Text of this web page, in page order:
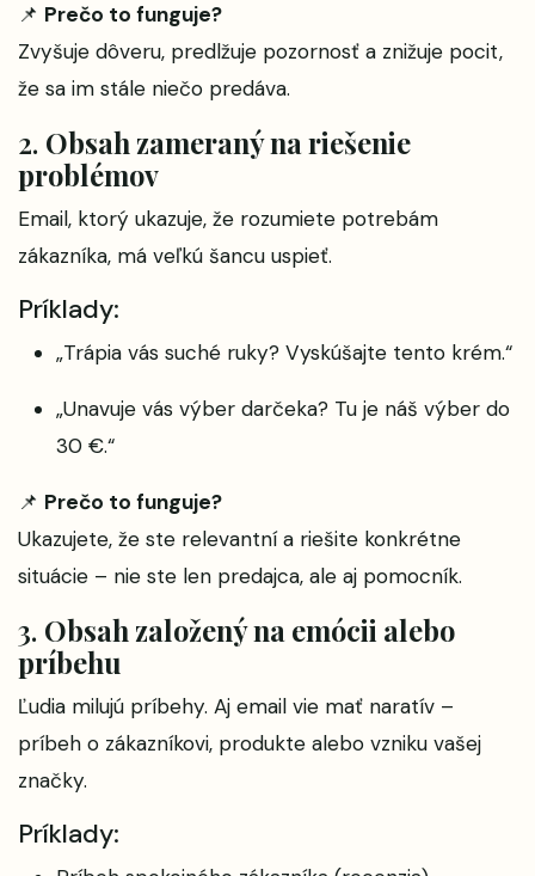
📌 Prečo to funguje?
Zvyšuje dôveru, predlžuje pozornosť a znižuje pocit,
že sa im stále niečo predáva.
2. Obsah zameraný na riešenie
problémov
Email, ktorý ukazuje, že rozumiete potrebám
zákazníka, má veľkú šancu uspieť.
Príklady:
„Trápia vás suché ruky? Vyskúšajte tento krém.“
„Unavuje vás výber darčeka? Tu je náš výber do
30 €.“
📌 Prečo to funguje?
Ukazujete, že ste relevantní a riešite konkrétne
situácie – nie ste len predajca, ale aj pomocník.
3. Obsah založený na emócii alebo
príbehu
Ľudia milujú príbehy. Aj email vie mať naratív –
príbeh o zákazníkovi, produkte alebo vzniku vašej
značky.
Príklady: